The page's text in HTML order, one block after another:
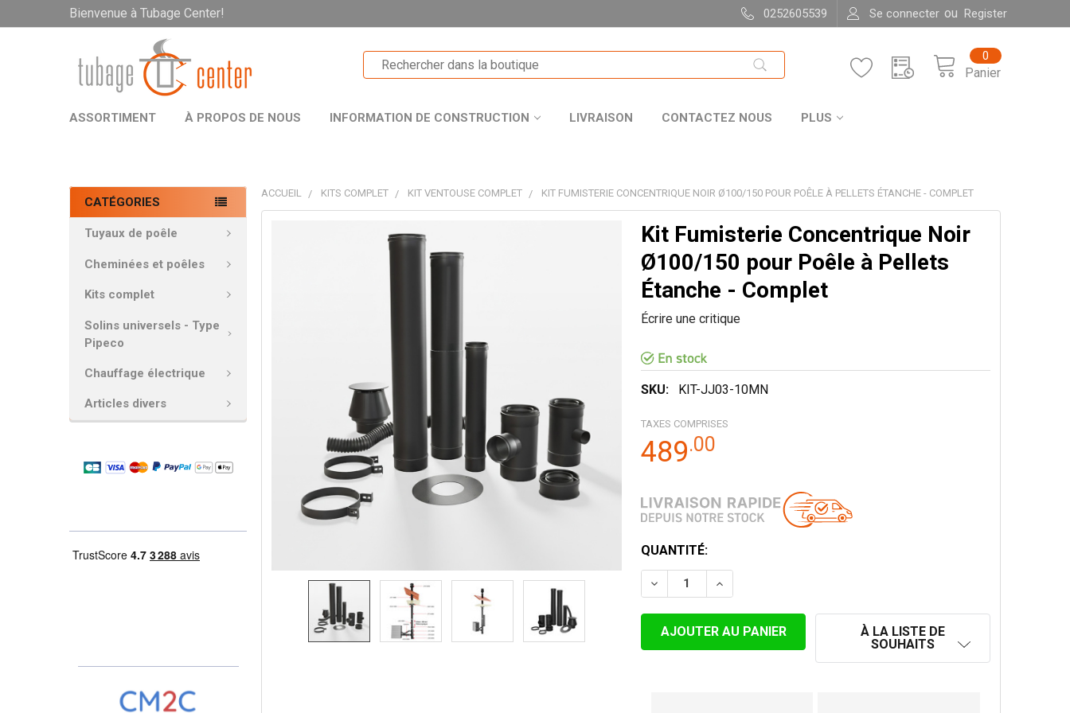
Bienvenue à Tubage Center! 0252605539 Se connecter ou Register
Panier
0
ASSORTIMENT À PROPOS DE NOUS INFORMATION DE CONSTRUCTION LIVRAISON CONTACTEZ NOUS PLUS
CATÉGORIES
Tuyaux de poêle
Cheminées et poêles
Kits complet
Solins universels - Type
Pipeco
Chauffage électrique
Articles divers
ACCUEIL KITS COMPLET KIT VENTOUSE COMPLET KIT FUMISTERIE CONCENTRIQUE NOIR Ø100/150 POUR POÊLE À PELLETS ÉTANCHE - COMPLET
Kit Fumisterie Concentrique Noir
Ø100/150 pour Poêle à Pellets
Étanche - Complet
Écrire une critique
SKU: KIT-JJ03-10MN
TAXES COMPRISES
489.00
STOCK
ACTUEL:
QUANTITÉ:
DIMINUER LA QUANTITÉ DE KIT FUMISTERIE CONCENTRIQUE NOIR
AUGMENTER LA QUANTITÉ DE KIT FUMISTERIE
À LA LISTE DE
SOUHAITS